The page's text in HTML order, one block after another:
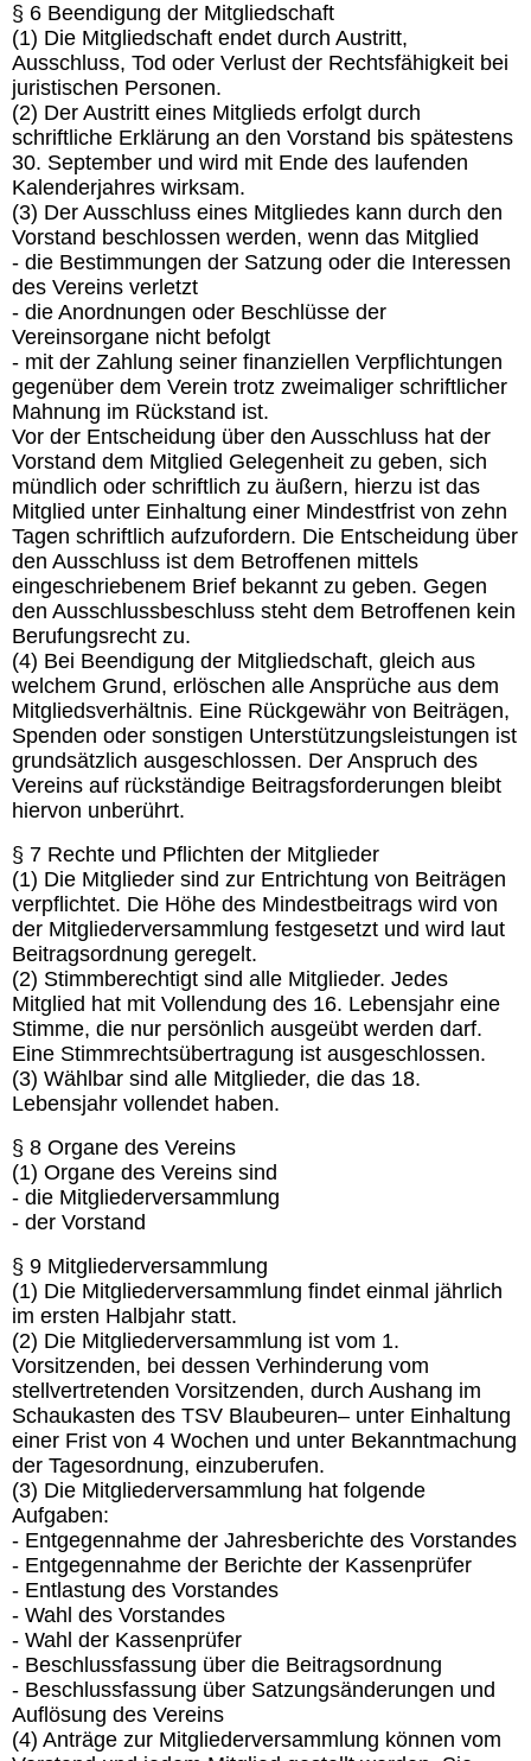
§ 6 Beendigung der Mitgliedschaft
(1) Die Mitgliedschaft endet durch Austritt,
Ausschluss, Tod oder Verlust der Rechtsfähigkeit bei
juristischen Personen.
(2) Der Austritt eines Mitglieds erfolgt durch
schriftliche Erklärung an den Vorstand bis spätestens
30. September und wird mit Ende des laufenden
Kalenderjahres wirksam.
(3) Der Ausschluss eines Mitgliedes kann durch den
Vorstand beschlossen werden, wenn das Mitglied
- die Bestimmungen der Satzung oder die Interessen
des Vereins verletzt
- die Anordnungen oder Beschlüsse der
Vereinsorgane nicht befolgt
- mit der Zahlung seiner finanziellen Verpflichtungen
gegenüber dem Verein trotz zweimaliger schriftlicher
Mahnung im Rückstand ist.
Vor der Entscheidung über den Ausschluss hat der
Vorstand dem Mitglied Gelegenheit zu geben, sich
mündlich oder schriftlich zu äußern, hierzu ist das
Mitglied unter Einhaltung einer Mindestfrist von zehn
Tagen schriftlich aufzufordern. Die Entscheidung über
den Ausschluss ist dem Betroffenen mittels
eingeschriebenem Brief bekannt zu geben. Gegen
den Ausschlussbeschluss steht dem Betroffenen kein
Berufungsrecht zu.
(4) Bei Beendigung der Mitgliedschaft, gleich aus
welchem Grund, erlöschen alle Ansprüche aus dem
Mitgliedsverhältnis. Eine Rückgewähr von Beiträgen,
Spenden oder sonstigen Unterstützungsleistungen ist
grundsätzlich ausgeschlossen. Der Anspruch des
Vereins auf rückständige Beitragsforderungen bleibt
hiervon unberührt.
§ 7 Rechte und Pflichten der Mitglieder
(1) Die Mitglieder sind zur Entrichtung von Beiträgen
verpflichtet. Die Höhe des Mindestbeitrags wird von
der Mitgliederversammlung festgesetzt und wird laut
Beitragsordnung geregelt.
(2) Stimmberechtigt sind alle Mitglieder. Jedes
Mitglied hat mit Vollendung des 16. Lebensjahr eine
Stimme, die nur persönlich ausgeübt werden darf.
Eine Stimmrechtsübertragung ist ausgeschlossen.
(3) Wählbar sind alle Mitglieder, die das 18.
Lebensjahr vollendet haben.
§ 8 Organe des Vereins
(1) Organe des Vereins sind
- die Mitgliederversammlung
- der Vorstand
§ 9 Mitgliederversammlung
(1) Die Mitgliederversammlung findet einmal jährlich
im ersten Halbjahr statt.
(2) Die Mitgliederversammlung ist vom 1.
Vorsitzenden, bei dessen Verhinderung vom
stellvertretenden Vorsitzenden, durch Aushang im
Schaukasten des TSV Blaubeuren– unter Einhaltung
einer Frist von 4 Wochen und unter Bekanntmachung
der Tagesordnung, einzuberufen.
(3) Die Mitgliederversammlung hat folgende
Aufgaben:
- Entgegennahme der Jahresberichte des Vorstandes
- Entgegennahme der Berichte der Kassenprüfer
- Entlastung des Vorstandes
- Wahl des Vorstandes
- Wahl der Kassenprüfer
- Beschlussfassung über die Beitragsordnung
- Beschlussfassung über Satzungsänderungen und
Auflösung des Vereins
(4) Anträge zur Mitgliederversammlung können vom